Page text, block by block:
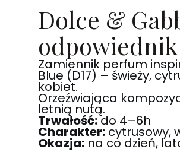
Dolce &
odpowiednik
Zamiennik perfum
Blue (D17) – świeży,
kobiet.
Orzeźwiająca
letnią nutą.
Trwałość:do 4–6h
Charakter: cytrusowy,
Okazja: na co dzień,